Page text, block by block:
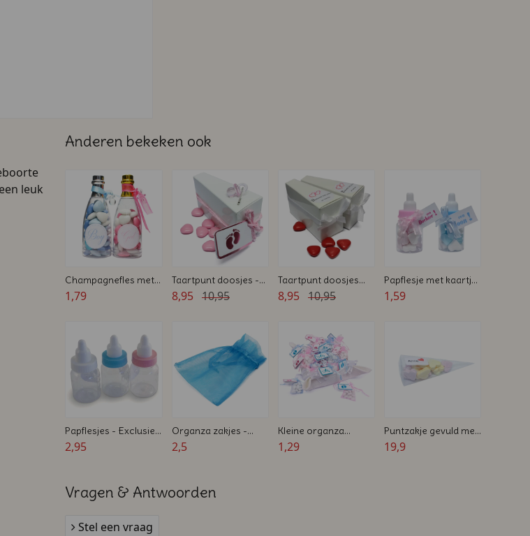
leuk
Anderen bekeken ook
Champagnefles met
Speentje en Snoep -
1,79
Taartpunt doosjes -
inclusief lint en
8,95 10,95
Taartpunt doosjes
met lint en kaartjes
8,95 10,95
Papflesje met kaartje
en gevuld - wit - roze
1,59
Papflesjes - Exclusief
Inhoud - Gratis
2,95
Organza zakjes -
Blauw - 12 x 8 cm -
2,5
Kleine organza
snoepzakjes -
1,29
Puntzakje gevuld met
snoep - Zelfmaak
19,9
Vragen & Antwoorden
Stel een vraag